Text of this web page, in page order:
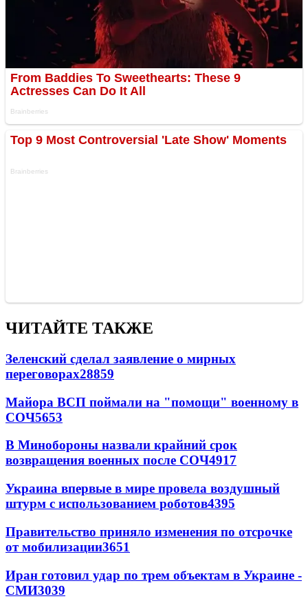
ЧИТАЙТЕ ТАКЖЕ
Зеленский сделал заявление о мирных
переговорах28859
Майора ВСП поймали на "помощи" военному в
СОЧ5653
В Минобороны назвали крайний срок
возвращения военных после СОЧ4917
Украина впервые в мире провела воздушный
штурм с использованием роботов4395
Правительство приняло изменения по отсрочке
от мобилизации3651
Иран готовил удар по трем объектам в Украине -
СМИ3039